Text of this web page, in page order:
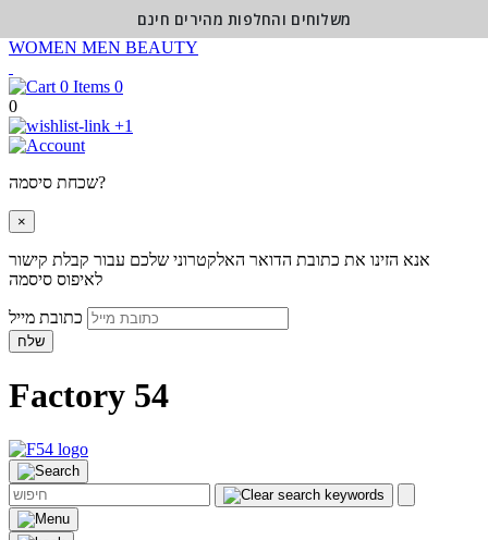
WOMEN MEN BEAUTY
0
0
+1
שכחת סיסמה?
×
אנא הזינו את כתובת הדואר האלקטרוני שלכם עבור קבלת קישור
לאיפוס סיסמה
שלח
Factory 54
משלוחים והחלפות מהירים חינם